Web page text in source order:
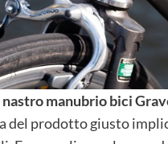
nastro manubrio bici
del prodotto giusto